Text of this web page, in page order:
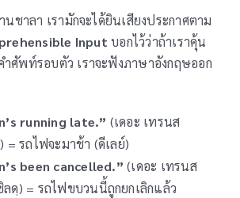
นชาลา เรามักจะได้ยินเสียงประกาศตาม
Input บอกไว้ว่าถ้าเราคุ้น
ศัพท์รอบตัว เราจะฟังภาษาอังกฤษออก
running late.” (เดอะ เทรนส
= รถไฟจะมาช้า (ดีเลย์)
been cancelled.” (เดอะ เทรนส
ดฺ) = รถไฟขบวนนี้ถูกยกเลิกแล้ว